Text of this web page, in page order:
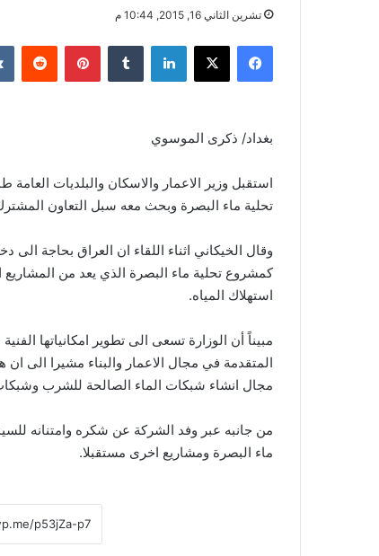
تشرين الثاني 16, 2015, 10:44 م
فيسبوك لينكدإن بينتيريست
بغداد/ ذكرى الموسوي
تحلية ماء البصرة وبحث معه سبل التعاون
وقال الخيكاني اثناء اللقاء ان العراق بحاجة الى
كمشروع تحلية ماء البصرة الذي يعد من
استهلاك المياه.
مبيناً أن الوزارة تسعى الى تطوير امكانياتها
المتقدمة في مجال الاعمار والبناء مشيرا الى
مجال انشاء شبكات الماء الصالحة للشرب
من جانبه عبر وفد الشركة عن شكره وامتنانه
ماء البصرة ومشاريع اخرى مستقبلا.